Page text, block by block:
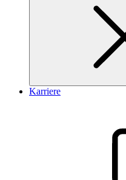
Karriere